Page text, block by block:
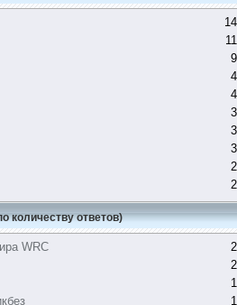
количеству ответов)
WRC